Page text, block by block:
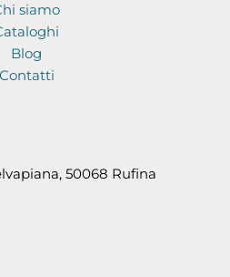
siamo
Blog
Contatti
50068 Rufina